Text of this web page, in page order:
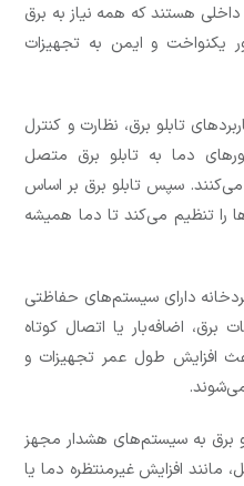
هستند که همه نیاز به برق
یکنواخت و ایمن به تجهیزات
تابلو برق، نظارت و کنترل
دما به تابلو برق متصل
سپس تابلو برق بر اساس
را تنظیم می‌کند تا دما همیشه
دارای سیستم‌های حفاظتی
برق، اضافه‌بار یا اتصال کوتاه
افزایش طول عمر تجهیزات و
برق به سیستم‌های هشدار مجهز
افزایش غیرمنتظره دما یا